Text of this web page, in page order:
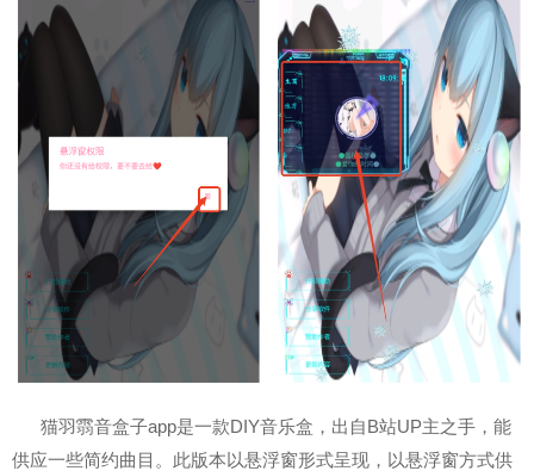
猫羽䨒音盒子app是一款DIY音乐盒，出自B站UP主之手，能
供应一些简约曲目。此版本以悬浮窗形式呈现，以悬浮窗方式供